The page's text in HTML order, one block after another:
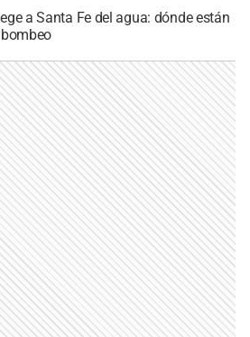
a Santa Fe del agua: dónde están